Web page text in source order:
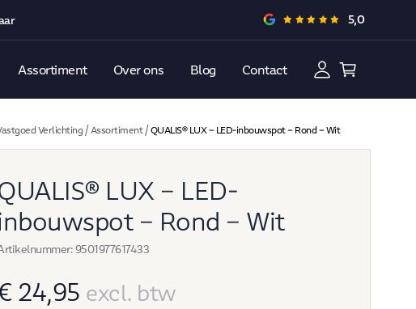
★ ★★ ★★ 5,0
Assortiment Over ons Blog Contact
Verlichting / Assortiment/ QUALIS® LUX – LED-inbouwspot – Rond – Wit
LUX – LED-
– Rond – Wit
9501977617433
24,95 excl. btw